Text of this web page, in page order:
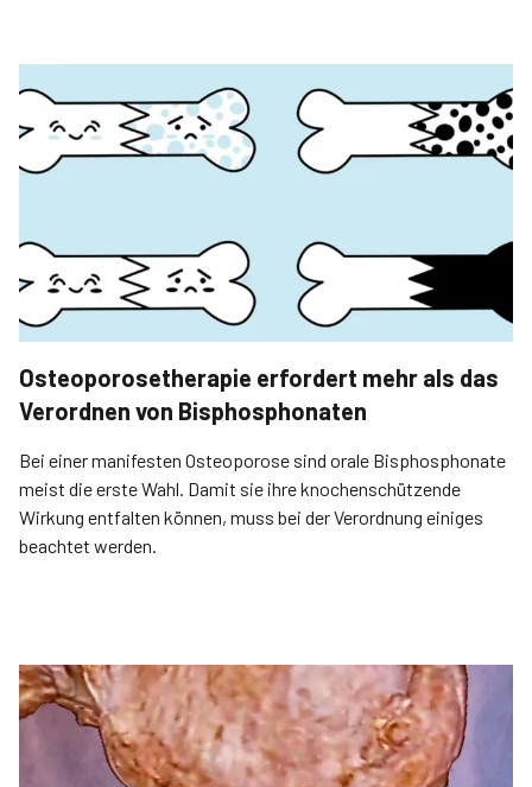
Osteoporosetherapie erfordert mehr als das
Verordnen von Bisphosphonaten
Bei einer manifesten Osteoporose sind orale Bisphosphonate
meist die erste Wahl. Damit sie ihre knochenschützende
Wirkung entfalten können, muss bei der Verordnung einiges
beachtet werden.